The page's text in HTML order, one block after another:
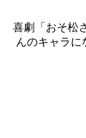
喜劇「おそ松
んのキャラに